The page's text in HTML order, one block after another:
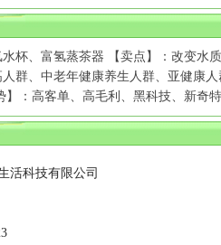
水杯、富氢蒸茶器 【卖点】：改变
群、中老年健康养生人群、亚健康
】：高客单、高毛利、黑科技、新奇
活科技有限公司